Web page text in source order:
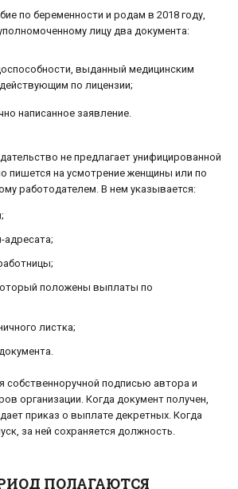
по беременности и родам в 2018 году,
лицу два документа:
выданный медицинским
по лицензии;
написанное заявление.
не предлагает унифицированной
пишется на усмотрение женщины или по
работодателем. В нем указывается:
положены выплаты по
листка;
собственноручной подписью автора и
организации. Когда документ получен,
приказ о выплате декретных. Когда
за ней сохраняется должность.
ПОЛАГАЮТСЯ